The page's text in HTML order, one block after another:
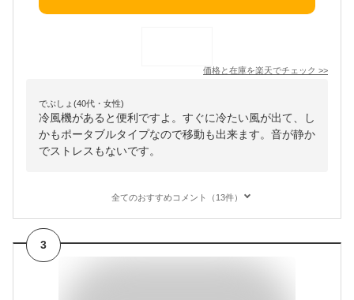
価格と在庫を楽天でチェック >>
でぶしょ(40代・女性)
冷風機があると便利ですよ。すぐに冷たい風が出て、し
かもポータブルタイプなので移動も出来ます。音が静か
でストレスもないです。
全てのおすすめコメント（13件）
3